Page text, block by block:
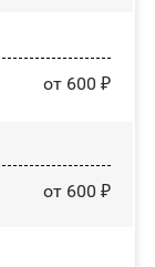
от 600 ₽
от 600 ₽